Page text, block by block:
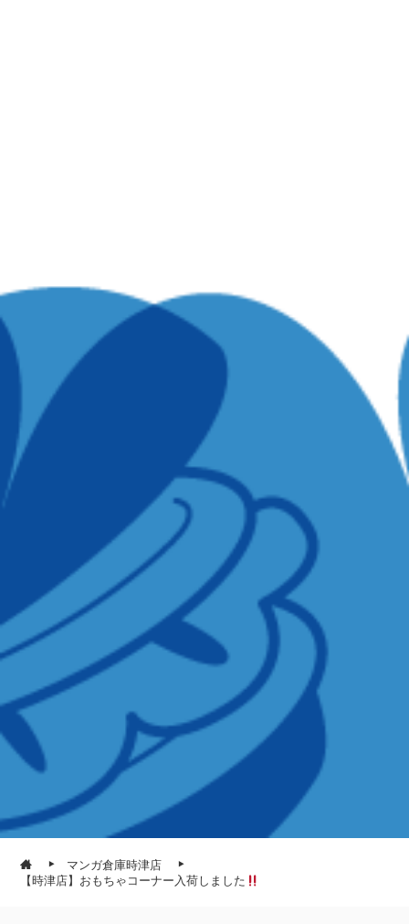
マンガ倉庫時津店
【時津店】おもちゃコーナー入荷しました